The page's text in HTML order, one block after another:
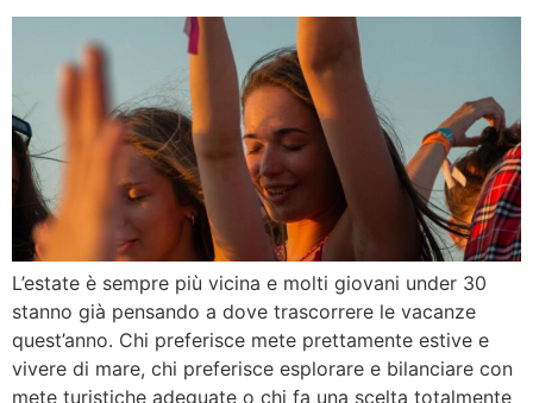
L’estate è sempre più vicina e molti giovani under 30
stanno già pensando a dove trascorrere le vacanze
quest’anno. Chi preferisce mete prettamente estive e
vivere di mare, chi preferisce esplorare e bilanciare con
mete turistiche adeguate o chi fa una scelta totalmente